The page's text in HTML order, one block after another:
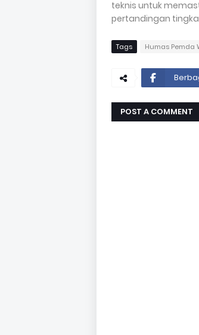
teknis untuk
pertandingan
Tags Humas Pemda
POST A COMMENT